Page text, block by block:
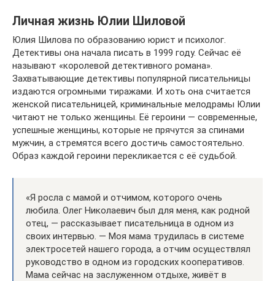
Личная жизнь Юлии Шиловой
Юлия Шилова по образованию юрист и психолог.
Детективы она начала писать в 1999 году. Сейчас её
называют «королевой детективного романа».
Захватывающие детективы популярной писательницы
издаются огромными тиражами. И хоть она считается
женской писательницей, криминальные мелодрамы Юлии
читают не только женщины. Её героини — современные,
успешные женщины, которые не прячутся за спинами
мужчин, а стремятся всего достичь самостоятельно.
Образ каждой героини перекликается с её судьбой.
«Я росла с мамой и отчимом, которого очень
любила. Олег Николаевич был для меня, как родной
отец, — рассказывает писательница в одном из
своих интервью. — Моя мама трудилась в системе
электросетей нашего города, а отчим осуществлял
руководство в одном из городских кооперативов.
Мама сейчас на заслуженном отдыхе, живёт в